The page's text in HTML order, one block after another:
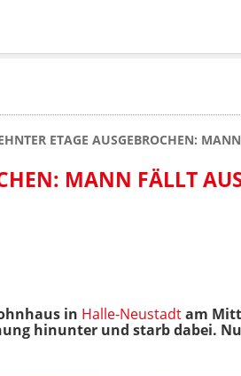
ETAGE AUSGEBROCHEN:
MANN FÄLLT
in Halle-Neustadtam
hinunter und starb dabei.